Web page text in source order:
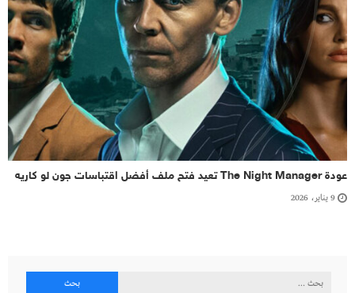
عودة The Night Manager تعيد فتح ملف أفضل اقتباسات جون لو كاريه
9 يناير، 2026
البحث